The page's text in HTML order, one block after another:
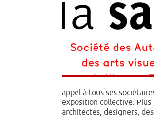
appel à tous ses
exposition collective. Plus
architectes, designers,